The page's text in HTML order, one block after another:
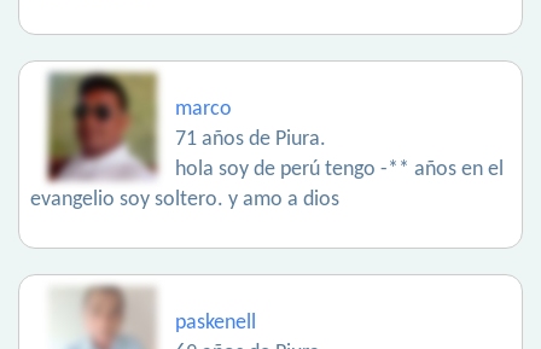
marco
71 años de Piura.
hola soy de perú tengo -** años en el
evangelio soy soltero. y amo a dios
paskenell